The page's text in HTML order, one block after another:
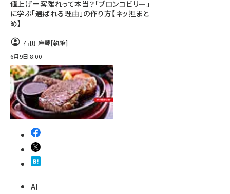
値上げ＝客離れって本当？「ブロンコビリー」
に学ぶ「選ばれる理由」の作り方【ネッ担まと
め】
石田 麻琴[執筆]
6月9日 8:00
AI